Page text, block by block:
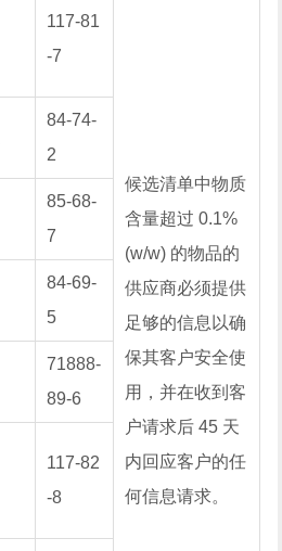
117-81
-7
候选清单中物质
含量超过 0.1%
(w/w) 的物品的
供应商必须提供
足够的信息以确
保其客户安全使
用，并在收到客
户请求后 45 天
内回应客户的任
何信息请求。
84-74-
2
85-68-
7
84-69-
5
71888-
89-6
117-82
-8